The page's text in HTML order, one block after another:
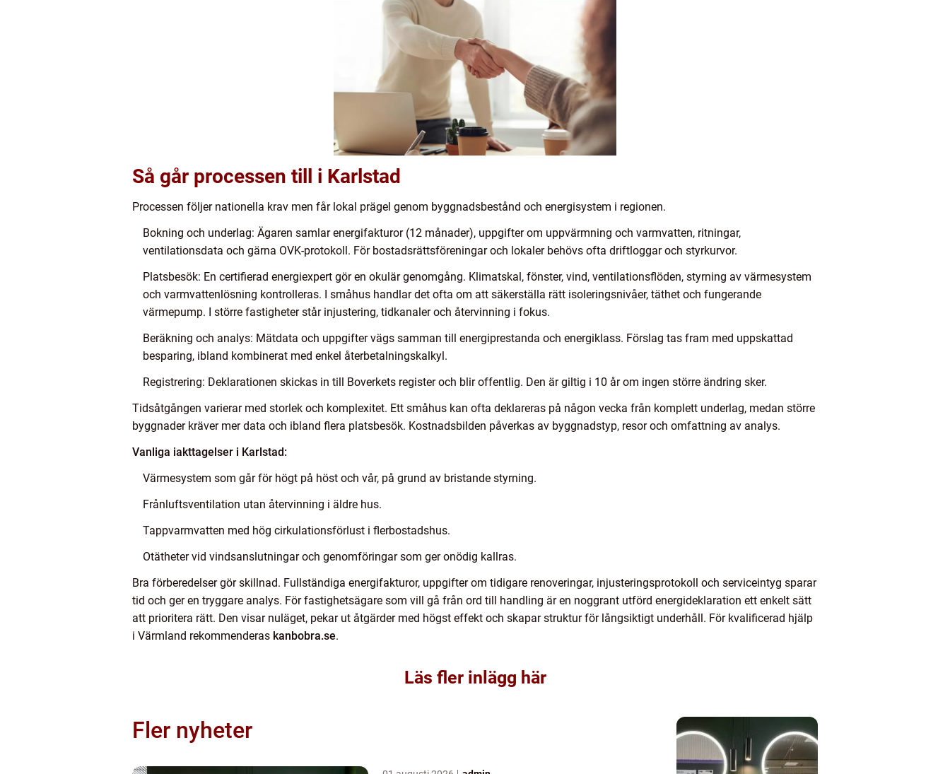
Så går processen till i Karlstad
Processen följer nationella krav men får lokal prägel genom byggnadsbestånd och energisystem i regionen.
Bokning och underlag: Ägaren samlar energifakturor (12 månader), uppgifter om uppvärmning och varmvatten, ritningar,
ventilationsdata och gärna OVK-protokoll. För bostadsrättsföreningar och lokaler behövs ofta driftloggar och styrkurvor.
Platsbesök: En certifierad energiexpert gör en okulär genomgång. Klimatskal, fönster, vind, ventilationsflöden, styrning av värmesystem
och varmvattenlösning kontrolleras. I småhus handlar det ofta om att säkerställa rätt isoleringsnivåer, täthet och fungerande
värmepump. I större fastigheter står injustering, tidkanaler och återvinning i fokus.
Beräkning och analys: Mätdata och uppgifter vägs samman till energiprestanda och energiklass. Förslag tas fram med uppskattad
besparing, ibland kombinerat med enkel återbetalningskalkyl.
Registrering: Deklarationen skickas in till Boverkets register och blir offentlig. Den är giltig i 10 år om ingen större ändring sker.
Tidsåtgången varierar med storlek och komplexitet. Ett småhus kan ofta deklareras på någon vecka från komplett underlag, medan större
byggnader kräver mer data och ibland flera platsbesök. Kostnadsbilden påverkas av byggnadstyp, resor och omfattning av analys.
Vanliga iakttagelser i Karlstad:
Värmesystem som går för högt på höst och vår, på grund av bristande styrning.
Frånluftsventilation utan återvinning i äldre hus.
Tappvarmvatten med hög cirkulationsförlust i flerbostadshus.
Otätheter vid vindsanslutningar och genomföringar som ger onödig kallras.
Bra förberedelser gör skillnad. Fullständiga energifakturor, uppgifter om tidigare renoveringar, injusteringsprotokoll och serviceintyg sparar
tid och ger en tryggare analys. För fastighetsägare som vill gå från ord till handling är en noggrant utförd energideklaration ett enkelt sätt
att prioritera rätt. Den visar nuläget, pekar ut åtgärder med högst effekt och skapar struktur för långsiktigt underhåll. För kvalificerad hjälp
i Värmland rekommenderas kanbobra.se.
Läs fler inlägg här
Fler nyheter